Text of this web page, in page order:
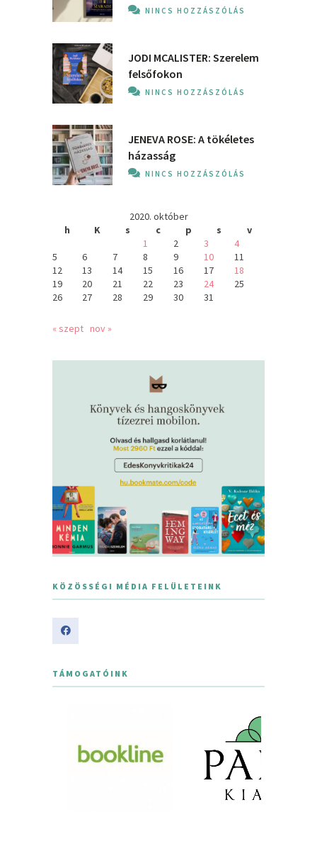
NINCS HOZZÁSZÓLÁS
JODI MCALISTER: Szerelem
felsőfokon
NINCS HOZZÁSZÓLÁS
JENEVA ROSE: A ​tökéletes
házasság
NINCS HOZZÁSZÓLÁS
2020. október
h
K s c p s
v
1
2 3
4
5
6 7 8 9 10
11
12
13 14 15 16 17
18
19
20 21 22 23 24
25
26
27 28 29 30 31
« szept nov »
KÖZÖSSÉGI MÉDIA FELÜLETEINK
TÁMOGATÓINK